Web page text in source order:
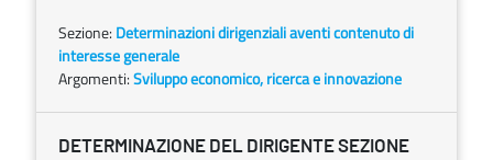
Sezione: Determinazioni dirigenziali aventi contenuto di
interesse generale
Argomenti:Sviluppo economico, ricerca e innovazione
DETERMINAZIONE DEL DIRIGENTE SEZIONE